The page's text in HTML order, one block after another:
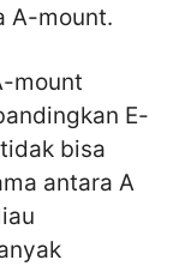
A-mount.
mount
E-
bisa
antara A